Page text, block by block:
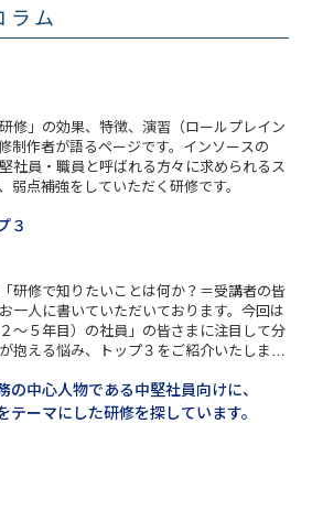
ラム
修」の効果、特徴、演習（ロールプレイン
制作者が語るページです。インソースの
社員・職員と呼ばれる方々に求められるス
弱点補強をしていただく研修です。
３
研修で知りたいことは何か？＝受講者の皆
一人に書いていただいております。今回は
～５年目）の社員」の皆さまに注目して分
抱える悩み、トップ３をご紹介いたしま
中心人物である中堅社員向けに、
テーマにした研修を探しています。